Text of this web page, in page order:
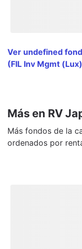
Ver undefined
(FIL Inv Mgmt
Más en RV
Más fondos de la
ordenados por